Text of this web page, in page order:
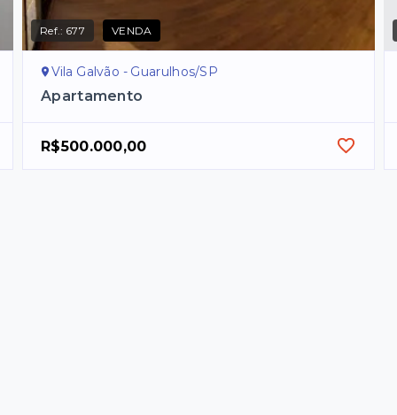
Ref.: 677 VENDA
Vila Galvão - Guarulhos/SP
Apartamento
R$500.000,00